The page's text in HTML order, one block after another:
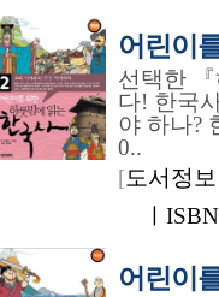
어린이
선택한
다! 한국
야 하나?
0..
[도서정
ㅣ
어린이